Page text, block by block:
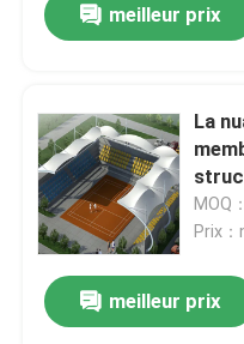
Maison
Au sujet de nous
Visite d'usine
Contrôle de qualité
meilleur prix
La
de
MOQ
Prix
meilleur prix